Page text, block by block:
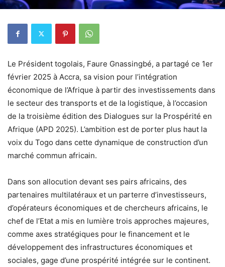
Le Président togolais, Faure Gnassingbé, a partagé ce 1er
février 2025 à Accra, sa vision pour l’intégration
économique de l’Afrique à partir des investissements dans
le secteur des transports et de la logistique, à l’occasion
de la troisième édition des Dialogues sur la Prospérité en
Afrique (APD 2025). L’ambition est de porter plus haut la
voix du Togo dans cette dynamique de construction d’un
marché commun africain.
Dans son allocution devant ses pairs africains, des
partenaires multilatéraux et un parterre d’investisseurs,
d’opérateurs économiques et de chercheurs africains, le
chef de l’Etat a mis en lumière trois approches majeures,
comme axes stratégiques pour le financement et le
développement des infrastructures économiques et
sociales, gage d’une prospérité intégrée sur le continent.